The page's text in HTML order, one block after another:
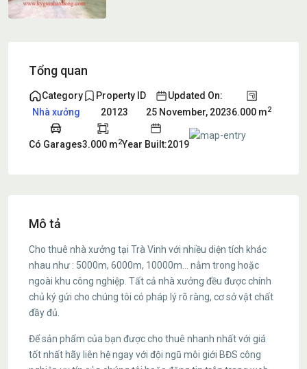
Tổng quan
Category
Nhà xưởng
Property ID
20123
Updated On:
25 November, 20236.000 m2
Có Garages3.000 m2Year Built:2019
Mô tả
Cho thuê nhà xưởng tại Trà Vinh với nhiều diện tích khác
nhau như : 5000m, 6000m, 10000m… nằm trong hoặc
ngoài khu công nghiệp. Tất cả nhà xưởng đều được chính
chủ ký gửi cho chúng tôi có pháp lý rõ ràng, cơ sở vật chất
đầy đủ.
Để sản phẩm của bạn được cho thuê nhanh nhất với giá
tốt nhất hãy liên hệ ngay với đội ngũ môi giới BĐS công